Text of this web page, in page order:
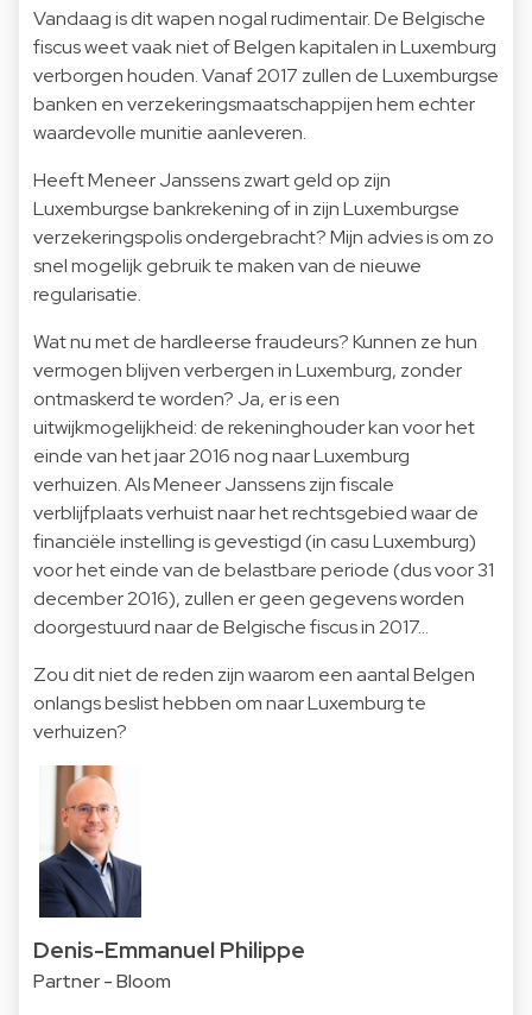
Vandaag is dit wapen nogal rudimentair. De Belgische
fiscus weet vaak niet of Belgen kapitalen in Luxemburg
verborgen houden. Vanaf 2017 zullen de Luxemburgse
banken en verzekeringsmaatschappijen hem echter
waardevolle munitie aanleveren.
Heeft Meneer Janssens zwart geld op zijn
Luxemburgse bankrekening of in zijn Luxemburgse
verzekeringspolis ondergebracht? Mijn advies is om zo
snel mogelijk gebruik te maken van de nieuwe
regularisatie.
Wat nu met de hardleerse fraudeurs? Kunnen ze hun
vermogen blijven verbergen in Luxemburg, zonder
ontmaskerd te worden? Ja, er is een
uitwijkmogelijkheid: de rekeninghouder kan voor het
einde van het jaar 2016 nog naar Luxemburg
verhuizen. Als Meneer Janssens zijn fiscale
verblijfplaats verhuist naar het rechtsgebied waar de
financiële instelling is gevestigd (in casu Luxemburg)
voor het einde van de belastbare periode (dus voor 31
december 2016), zullen er geen gegevens worden
doorgestuurd naar de Belgische fiscus in 2017...
Zou dit niet de reden zijn waarom een aantal Belgen
onlangs beslist hebben om naar Luxemburg te
verhuizen?
Denis-Emmanuel Philippe
Partner - Bloom